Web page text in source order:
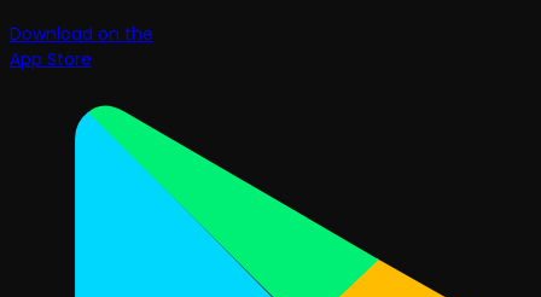
Download on the
App Store